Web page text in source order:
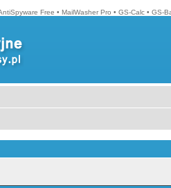
Free • MailWasher Pro • GS-Calc • GS-